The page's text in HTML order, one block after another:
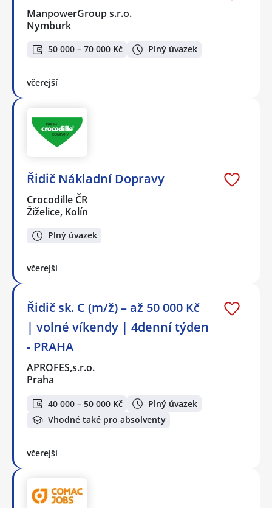
ManpowerGroup s.r.o.
Nymburk
50 000 – 70 000 Kč Plný úvazek
včerejší
Řidič Nákladní Dopravy
Crocodille ČR
Žiželice, Kolín
Plný úvazek
včerejší
Řidič sk. C (m/ž) – až 50 000 Kč
| volné víkendy | 4denní týden
- PRAHA
APROFES,s.r.o.
Praha
40 000 – 50 000 Kč
Plný úvazek
Vhodné také pro absolventy
včerejší